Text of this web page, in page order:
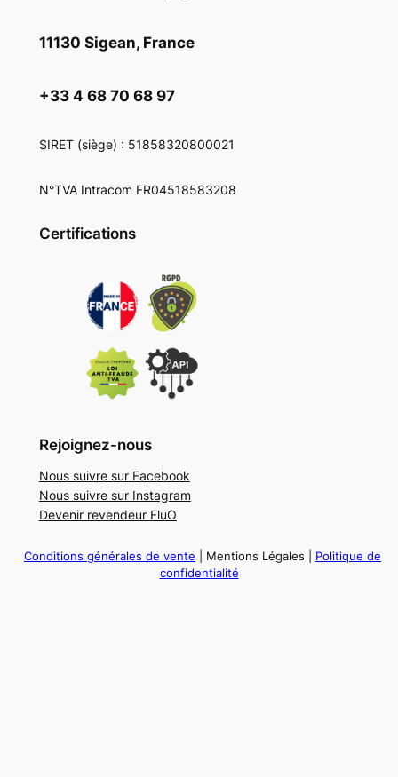
11130 Sigean, France
+33 4 68 70 68 97
SIRET(siège) : 51858320800021
N°TVA Intracom FR04518583208
Certifications
Rejoignez-nous
Nous suivre sur Facebook
Nous suivre sur Instagram
Devenir revendeur FluO
Conditions générales de vente | Mentions Légales | Politique de
confidentialité